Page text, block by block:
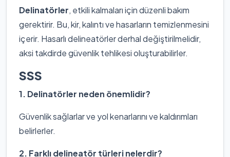
Delinatörler, etkili kalmaları için düzenli bakım
gerektirir. Bu, kir, kalıntı ve hasarların temizlenmesini
içerir. Hasarlı delineatörler derhal değiştirilmelidir,
aksi takdirde güvenlik tehlikesi oluşturabilirler.
SSS
1. Delinatörler neden önemlidir?
Güvenlik sağlarlar ve yol kenarlarını ve kaldırımları
belirlerler.
2. Farklı delineatör türleri nelerdir?